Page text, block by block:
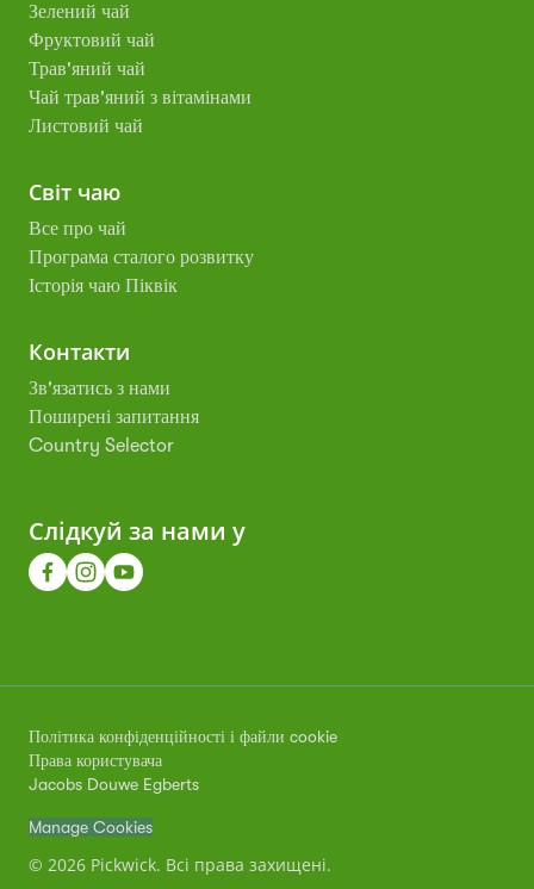
Зелений чай
Фруктовий чай
Трав'яний чай
Чай трав'яний з вітамінами
Листовий чай
Світ чаю
Все про чай
Програма сталого розвитку
Історія чаю Піквік
Контакти
Зв'язатись з нами
Поширені запитання
Country Selector
Слідкуй за нами у
Політика конфіденційності і файли cookie
Права користувача
Jacobs Douwe Egberts
Manage Cookies
© 2026 Pickwick. Всі права захищені.